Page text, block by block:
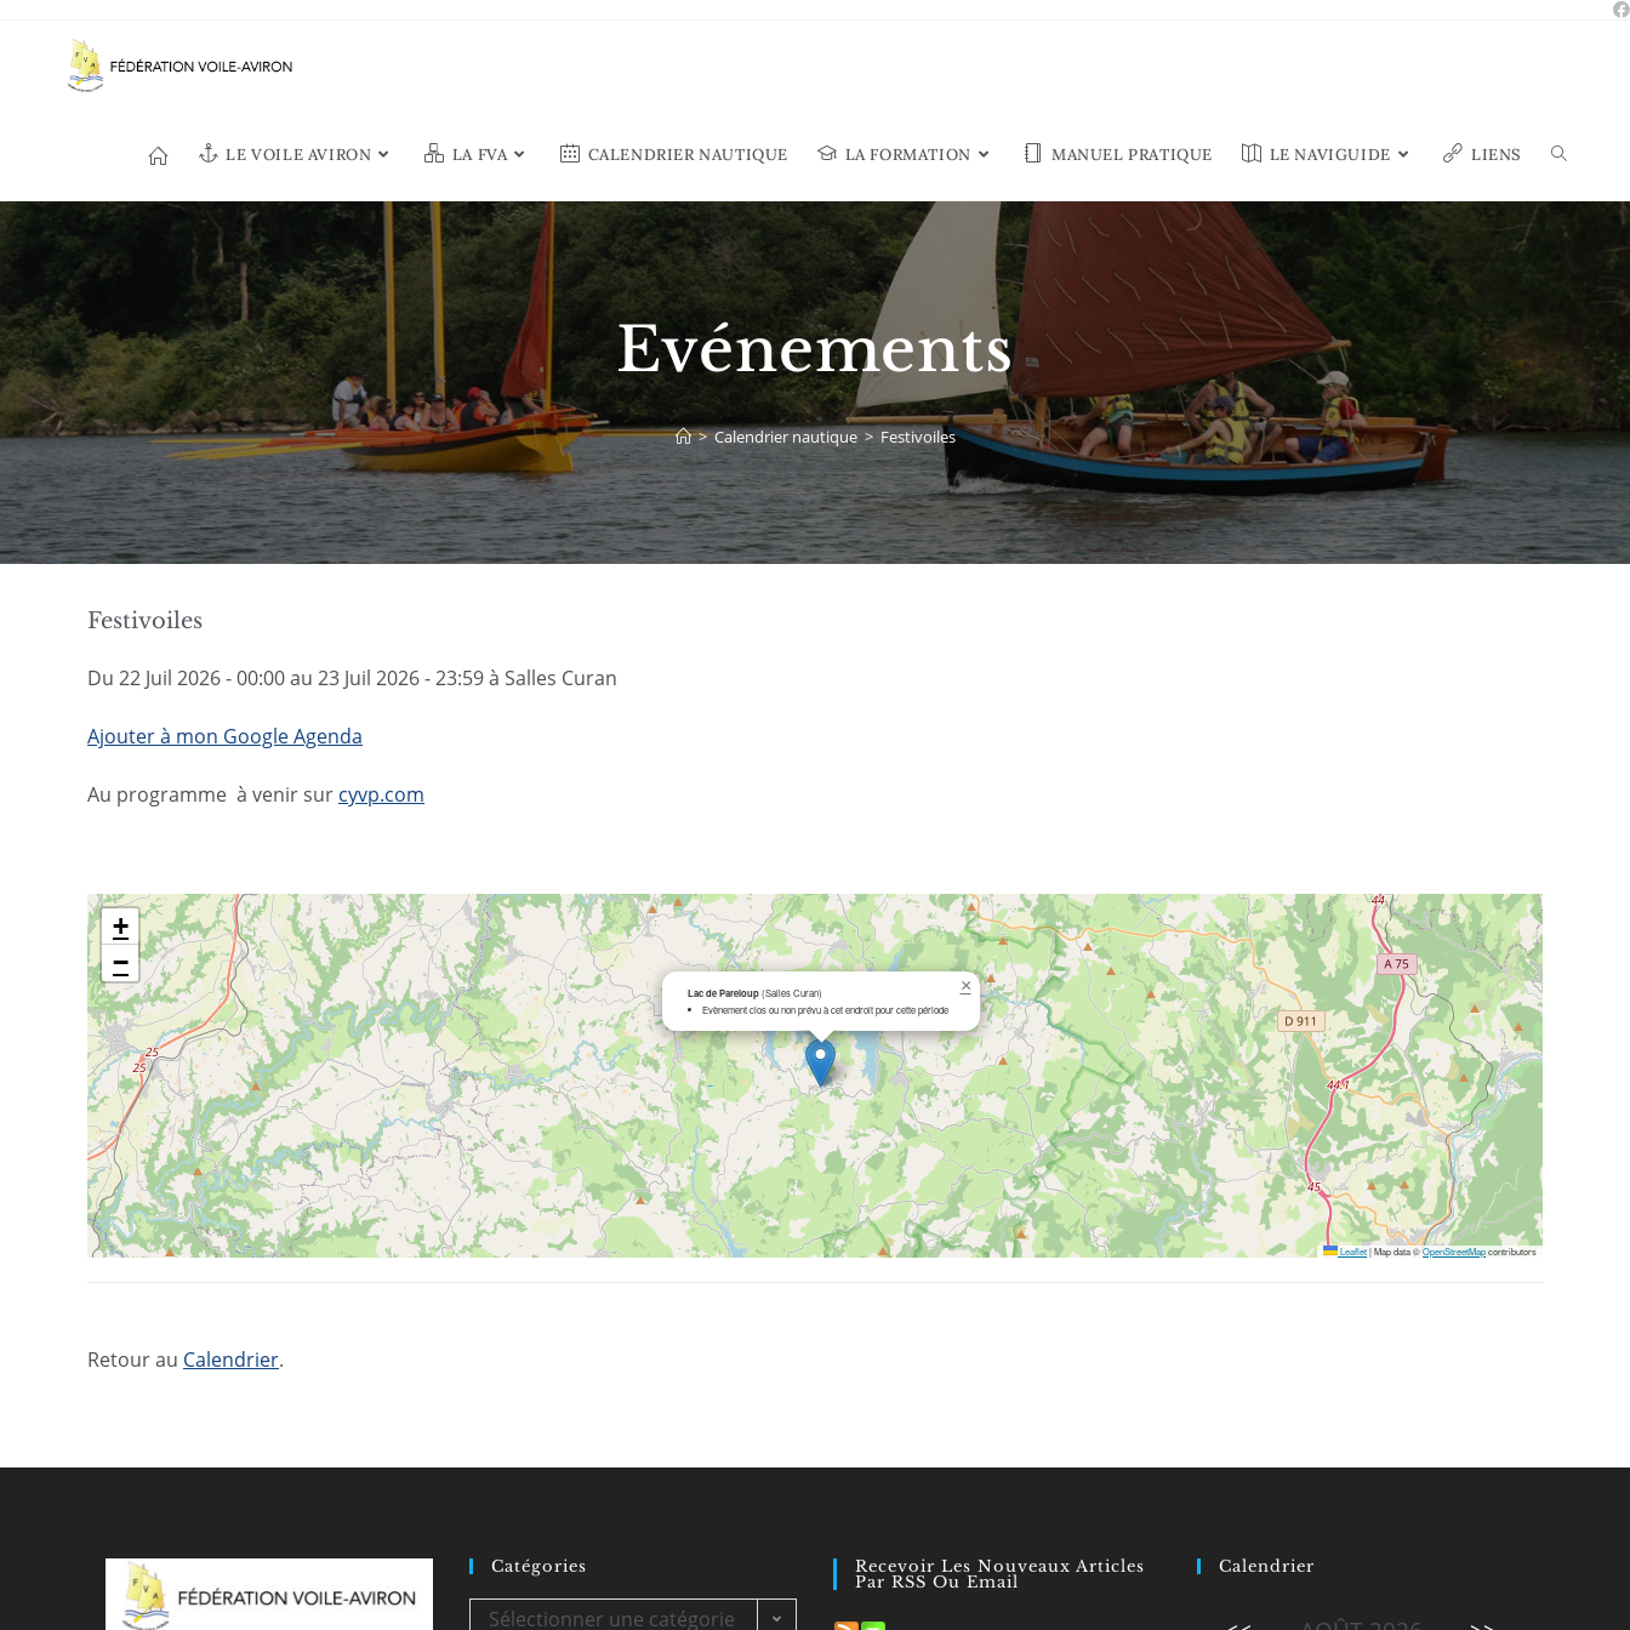
LE VOILE AVIRON LA FVA CALENDRIER NAUTIQUE LA FORMATION MANUEL PRATIQUE LE NAVIGUIDE LIENS
Evénements
> Calendrier nautique > Festivoiles
Festivoiles
Du 22 Juil 2026 - 00:00 au 23 Juil 2026 - 23:59 à Salles Curan
Ajouter à mon Google Agenda
Au programme à venir sur cyvp.com
Lac de Pareloup(Salles Curan)
Evènement clos ou non prévu à cet endroit pour cette période
×
+
−
Leaflet|Map data ©OpenStreetMapcontributors
Retour au Calendrier.
Catégories
Catégories
Sélectionner une catégorie
Recevoir Les Nouveaux Articles
Par RSS Ou Email
Calendrier